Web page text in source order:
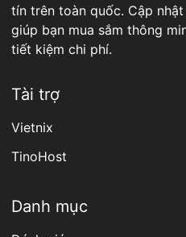
tín trên toàn quốc. Cập
giúp bạn mua sắm thông
tiết kiệm chi phí.
Tài trợ
Vietnix
TinoHost
Danh mục